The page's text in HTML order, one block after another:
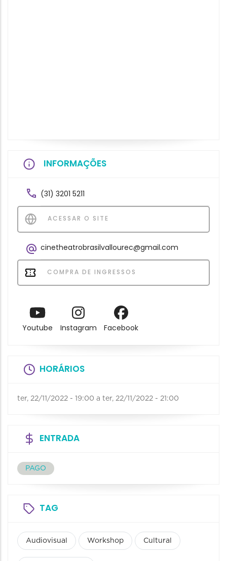
INFORMAÇÕES
(31) 3201 5211
ACESSAR O SITE
cinetheatrobrasilvallourec@gmail.com
COMPRA DE INGRESSOS
Youtube Instagram Facebook
HORÁRIOS
ter, 22/11/2022 - 19:00 a ter, 22/11/2022 - 21:00
ENTRADA
PAGO
TAG
Audiovisual Workshop Cultural